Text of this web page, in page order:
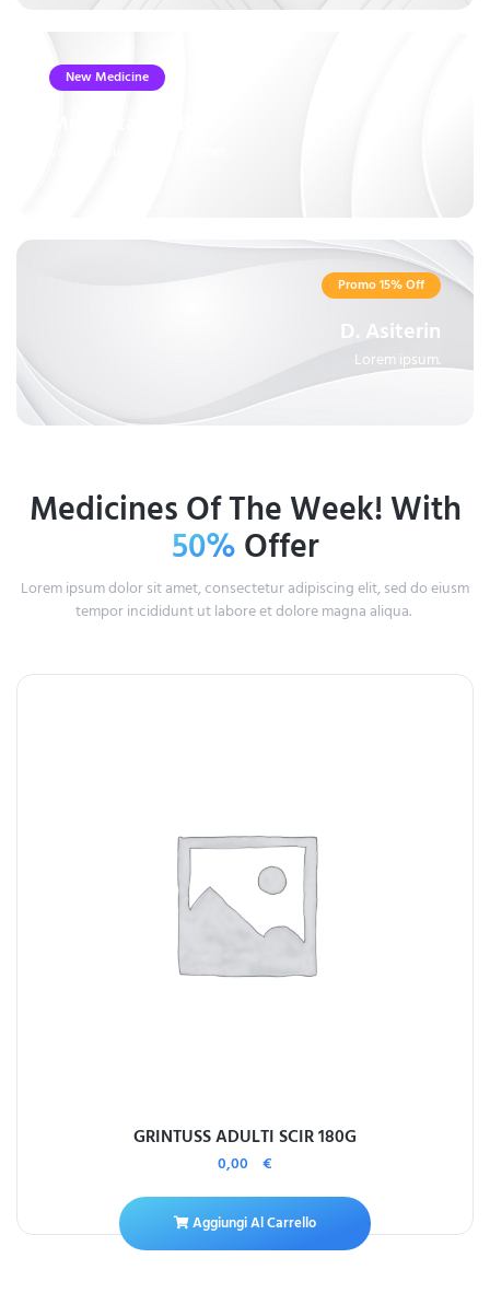
New Medicine
Promo 15% Off
D. Asiterin
Lorem ipsum.
Medicines Of The Week! With
50%Offer
Lorem ipsum dolor sit amet, consectetur adipiscing elit, sed do eiusm
tempor incididunt ut labore et dolore magna aliqua.
GRINTUSS ADULTI SCIR 180G
0,00 €
Aggiungi Al Carrello